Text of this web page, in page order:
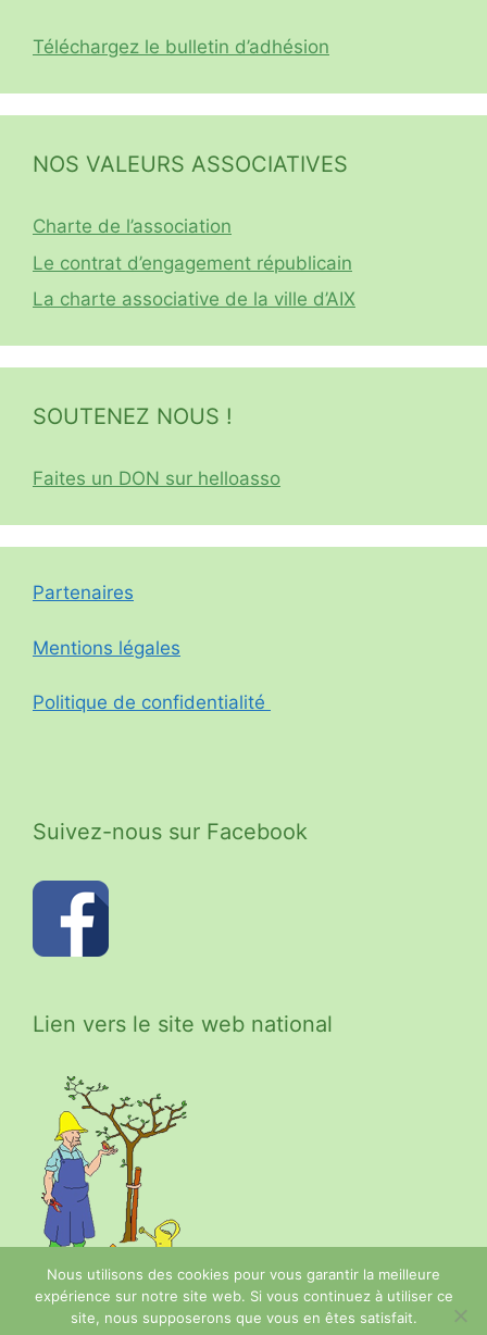
Téléchargez le bulletin d’adhésion
NOS VALEURS ASSOCIATIVES
Charte de l’association
Le contrat d’engagement républicain
La charte associative de la ville d’AIX
SOUTENEZ NOUS !
Faites un DON sur helloasso
Partenaires
Mentions légales
Politique de confidentialité
Suivez-nous sur Facebook
Lien vers le site web national
Nous utilisons des cookies pour vous garantir la meilleure
expérience sur notre site web. Si vous continuez à utiliser ce
site, nous supposerons que vous en êtes satisfait.